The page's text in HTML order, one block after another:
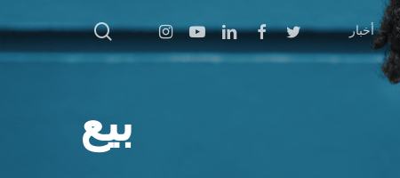
أخبار Twitter
Facebook
Linkedin
Youtube
Instagram بحث
بيع